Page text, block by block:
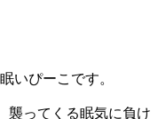
いぴーこです。
襲ってくる眠気に負け